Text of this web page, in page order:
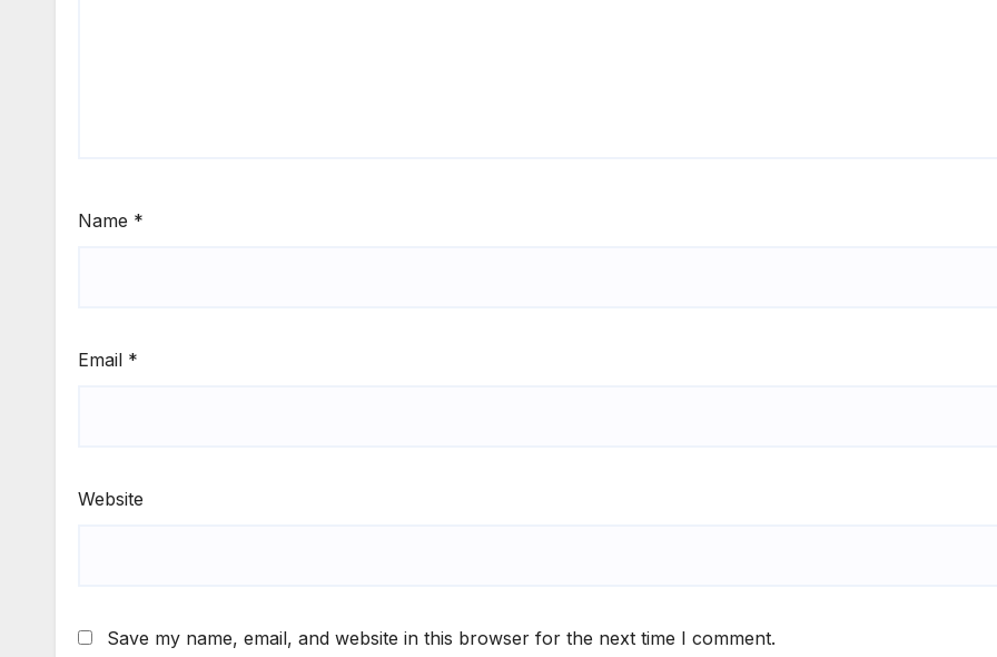
Name *
Email *
Website
Save my name, email, and website in this browser for the next time I comment.